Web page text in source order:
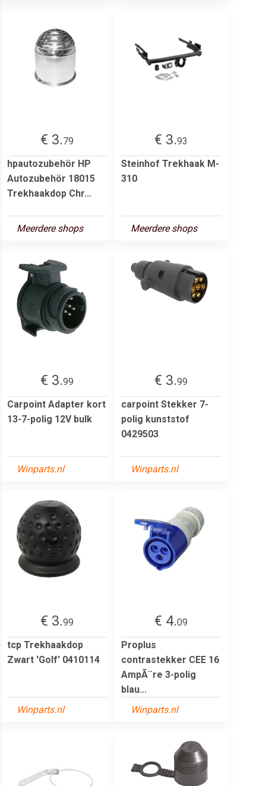
€ 3.79
hpautozubehör HP
Autozubehör 18015
Trekhaakdop Chr...
Meerdere shops
€ 3.93
Steinhof Trekhaak M-
310
Meerdere shops
€ 3.99
Carpoint Adapter kort
13-7-polig 12V bulk
Winparts.nl
€ 3.99
carpoint Stekker 7-
polig kunststof
0429503
Winparts.nl
€ 3.99
tcp Trekhaakdop
Zwart 'Golf' 0410114
Winparts.nl
€ 4.09
Proplus
contrastekker CEE 16
AmpÃ¨re 3-polig
blau...
Winparts.nl